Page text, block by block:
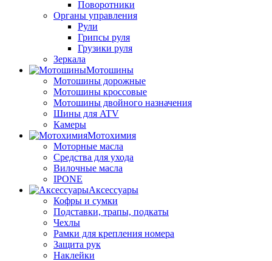
Поворотники
Органы управления
Рули
Грипсы руля
Грузики руля
Зеркала
Мотошины
Мотошины дорожные
Мотошины кроссовые
Мотошины двойного назначения
Шины для ATV
Камеры
Мотохимия
Моторные масла
Средства для ухода
Вилочные масла
IPONE
Аксессуары
Кофры и сумки
Подставки, трапы, подкаты
Чехлы
Рамки для крепления номера
Защита рук
Наклейки